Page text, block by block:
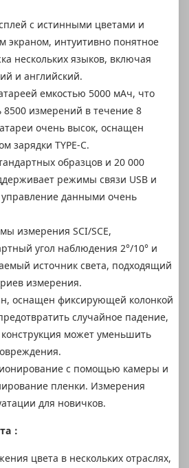
с истинными цветами и
экраном, интуитивно понятное
нескольких языков, включая
и английский.
емкостью 5000 мАч, что
8500 измерений в течение 8
очень высок, оснащен
зарядки TYPE-C.
образцов и 20 000
режимы связи USB и
данными очень
измерения SCI/SCE,
угол наблюдения 2°/10° и
источник света, подходящий
измерения.
оснащен фиксирующей колонкой
случайное падение,
может уменьшить
с помощью камеры и
пленки. Измерения
для новичков.
：
цвета в нескольких отраслях,